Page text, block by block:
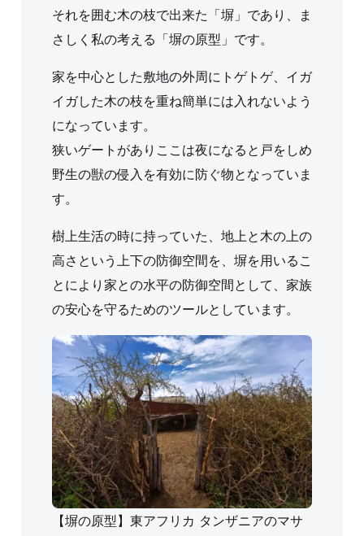
それを囲む木の枝で出来た「塀」であり、ま
さしく私の考える「塀の原型」です。
家を中心とした敷地の外周にトゲトゲ、イガ
イガした木の枝を重ね簡単には入れないよう
になっています。
狭いゲートがありここは夜になると戸をしめ
野生の獣の侵入を有効に防ぐ物となっていま
す。
樹上生活の時に持っていた、地上と木の上の
高さという上下の防御空間を、塀を用いるこ
とにより家との水平の防御空間として、家族
の安心を守るためのツールとしています。
【塀の原型】東アフリカ タンザニアのマサ